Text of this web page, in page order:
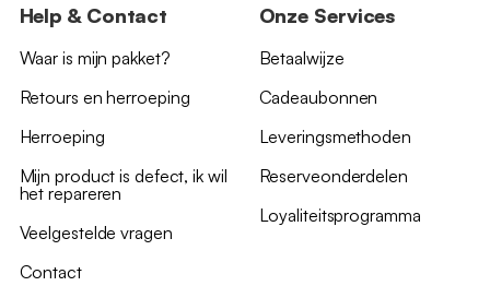
Help & Contact
Waar is mijn pakket?
Retours en herroeping
Herroeping
Mijn product is defect, ik wil
het repareren
Veelgestelde vragen
Contact
Onze Services
Betaalwijze
Cadeaubonnen
Leveringsmethoden
Reserveonderdelen
Loyaliteitsprogramma